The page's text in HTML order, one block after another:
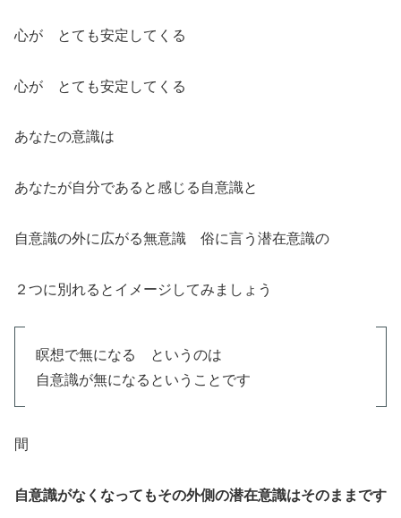
心が とても安定してくる
心が とても安定してくる
あなたの意識は
あなたが自分であると感じる自意識と
自意識の外に広がる無意識 俗に言う潜在意識の
２つに別れるとイメージしてみましょう
瞑想で無になる というのは
自意識が無になるということです
間
自意識がなくなってもその外側の潜在意識はそのままです